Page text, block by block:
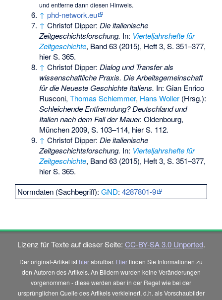
und entferne dann diesen Hinweis.
↑ phd-network.eu
↑ Christof Dipper:Die italienische
Zeitgeschichtsforschung. In: Vierteljahrshefte für
Zeitgeschichte, Band 63 (2015), Heft 3, S. 351–377,
hier S. 365.
↑ Christof Dipper:Dialog und Transfer als
wissenschaftliche Praxis. Die Arbeitsgemeinschaft
für die Neueste Geschichte Italiens. In: Gian Enrico
Rusconi,Thomas Schlemmer, Hans Woller (Hrsg.):
Schleichende Entfremdung? Deutschland und
Italien nach dem Fall der Mauer. Oldenbourg,
München 2009, S. 103–114, hier S. 112.
↑ Christof Dipper:Die italienische
Zeitgeschichtsforschung. In: Vierteljahrshefte für
Zeitgeschichte, Band 63 (2015), Heft 3, S. 351–377,
hier S. 365.
Normdaten (Sachbegriff):GND:4287801-9
Lizenz für Texte auf dieser Seite: CC-BY-SA 3.0 Unported.
Der original-Artikel ist hierabrufbar. Hierfinden Sie Informationen zu
den Autoren des Artikels. An Bildern wurden keine Veränderungen
vorgenommen - diese werden aber in der Regel wie bei der
ursprünglichen Quelle des Artikels verkleinert, d.h. als Vorschaubilder